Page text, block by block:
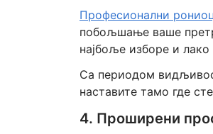
Професионални
побољшање ваше
најбоље изборе и лако
Са периодом
наставите тамо где
4. Проширени